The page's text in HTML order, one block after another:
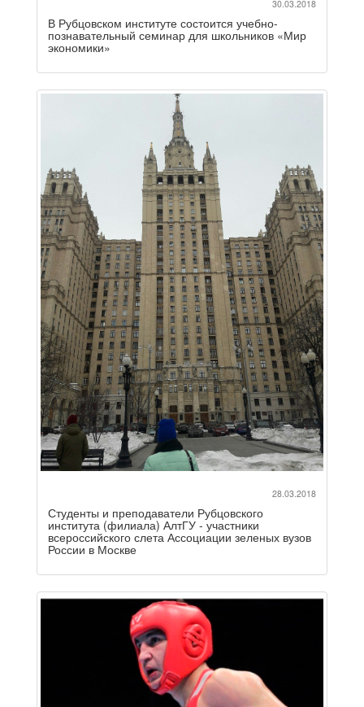
30.03.2018
В Рубцовском институте состоится учебно-
познавательный семинар для школьников «Мир
экономики»
28.03.2018
Студенты и преподаватели Рубцовского
института (филиала) АлтГУ - участники
всероссийского слета Ассоциации зеленых вузов
России в Москве